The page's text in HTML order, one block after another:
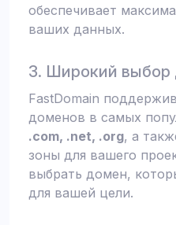
обеспечивает
ваших данных.
3. Широкий выбор
FastDomain
доменов в самых
.com, .net, .org, а
зоны для вашего
выбрать домен,
для вашей цели.